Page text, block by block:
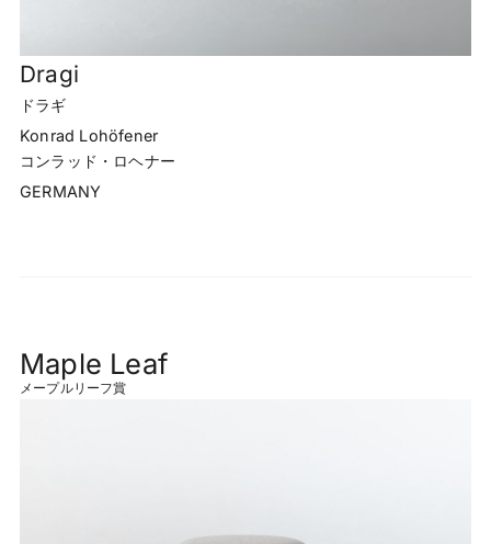
Dragi
ドラギ
Konrad Lohöfener
コンラッド・ロヘナー
GERMANY
Maple Leaf
メープルリーフ賞